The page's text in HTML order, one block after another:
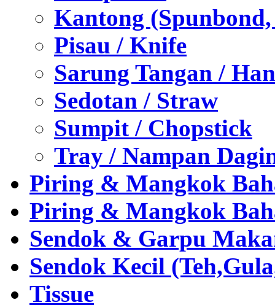
Kantong
Pisau / Knife
Sarung Tangan /
Sedotan / Straw
Sumpit / Chopstick
Tray / Nampan
Piring & Mangkok
Piring & Mangkok
Sendok & Garpu
Sendok Kecil
Tissue